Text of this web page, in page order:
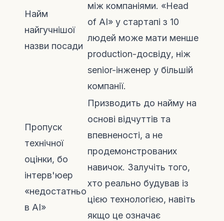
Найм
найгучнішої
назви посади
між компаніями. «Head
of AI» у стартапі з 10
людей може мати менше
production-досвіду, ніж
senior-інженер у більшій
компанії.
Пропуск
технічної
оцінки, бо
інтерв'юер
«недостатньо
в AI»
Призводить до найму на
основі відчуттів та
впевненості, а не
продемонстрованих
навичок. Залучіть того,
хто реально будував із
цією технологією, навіть
якщо це означає